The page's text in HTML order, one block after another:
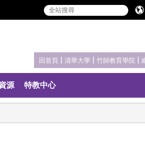
回首頁 | 清華大學 | 竹師教育學院 |
源 特教中心